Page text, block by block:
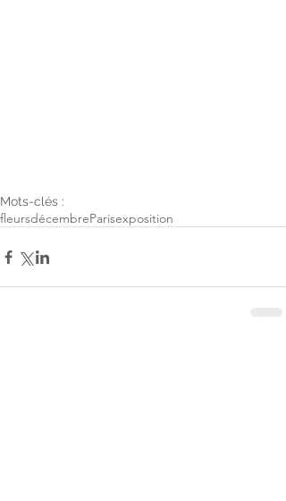
Mots-clés :
fleursdécembreParisexposition